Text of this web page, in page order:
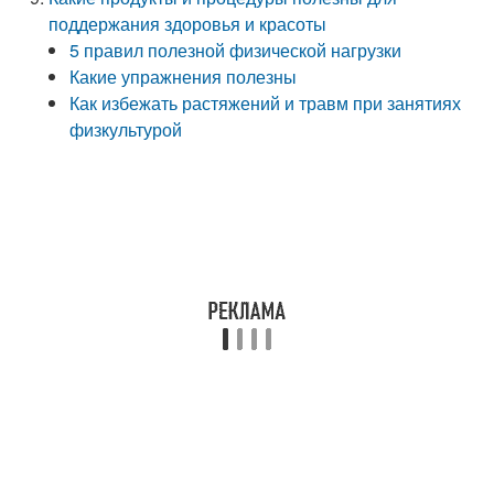
поддержания здоровья и красоты
5 правил полезной физической нагрузки
Какие упражнения полезны
Как избежать растяжений и травм при занятиях
физкультурой